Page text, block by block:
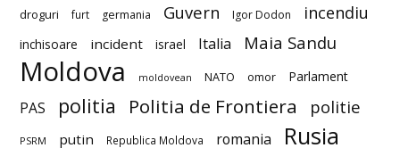
droguri furt germania Guvern Igor Dodon incendiu
inchisoare incident israel Italia Maia Sandu
Moldova moldovean NATO omor Parlament
PAS politia Politia de Frontiera politie
PSRM putin Republica Moldova romania Rusia